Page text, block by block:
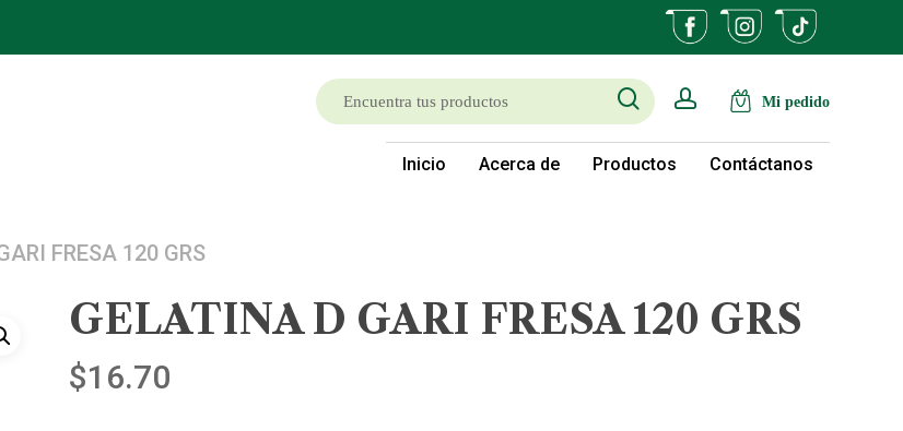
Inicio Acerca de Productos Contáctanos
searchaccount
FRESA 120 GRS
GELATINA D GARI FRESA 120 GRS
$16.70